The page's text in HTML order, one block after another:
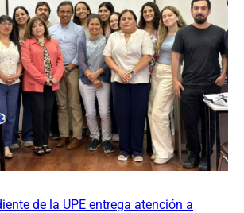
de la UPE entrega atención a